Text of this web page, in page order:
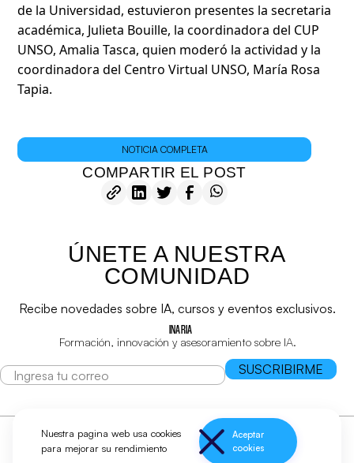
de la Universidad, estuvieron presentes la secretaria
académica, Julieta Bouille, la coordinadora del CUP
UNSO, Amalia Tasca, quien moderó la actividad y la
coordinadora del Centro Virtual UNSO, María Rosa
Tapia.
NOTICIA COMPLETA
COMPARTIR EL POST
Nuestra pagina web usa cookies
para mejorar su rendimiento
Aceptar
cookies
ÚNETE A NUESTRA
COMUNIDAD
Recibe novedades sobre IA, cursos y eventos exclusivos.
INARIA
Formación, innovación y asesoramiento sobre IA.
Condiciones de servicio
Política de Privacidad